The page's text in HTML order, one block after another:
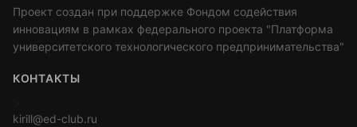
Проект создан при поддержке Фондом содействия
инновациям в рамках федерального проекта "Платформа
университетского технологического предпринимательства"
КОНТАКТЫ
>
kirill@ed-club.ru